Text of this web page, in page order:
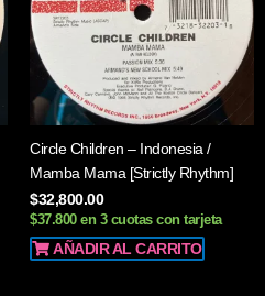
Circle Children – Indonesia /
Mamba Mama [Strictly Rhythm]
$32,800.00
$37.800 en 3 cuotas con tarjeta
AÑADIR AL CARRITO